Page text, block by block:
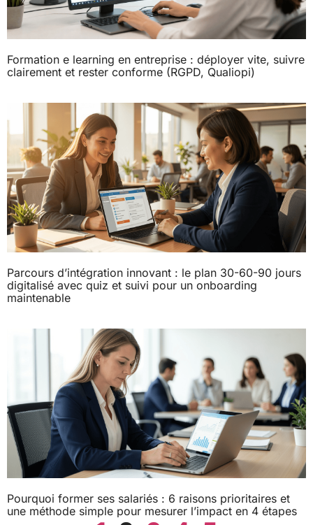
Formation e learning en entreprise : déployer vite, suivre
clairement et rester conforme (RGPD, Qualiopi)
Parcours d’intégration innovant : le plan 30-60-90 jours
digitalisé avec quiz et suivi pour un onboarding
maintenable
Pourquoi former ses salariés : 6 raisons prioritaires et
une méthode simple pour mesurer l’impact en 4 étapes